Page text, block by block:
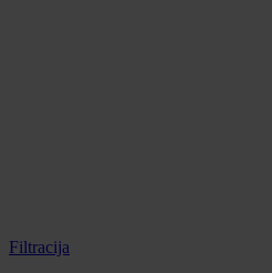
Filtracija